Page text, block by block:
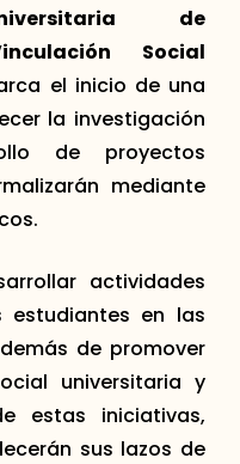
de
Social
el inicio de una
la investigación
de proyectos
mediante
actividades
estudiantes en las
de promover
universitaria y
estas iniciativas,
sus lazos de